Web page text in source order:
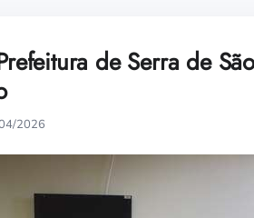
de Serra de
2026